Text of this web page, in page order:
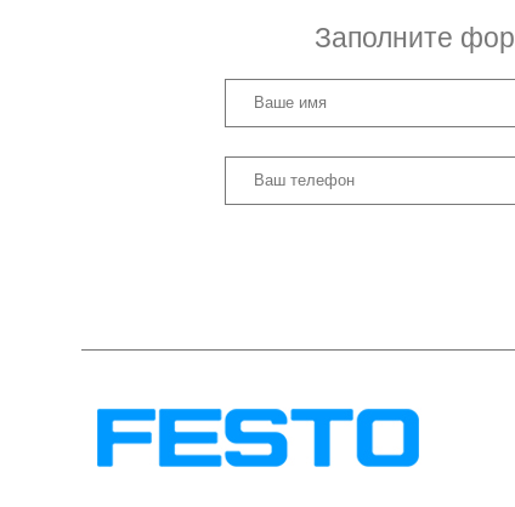
Заполните